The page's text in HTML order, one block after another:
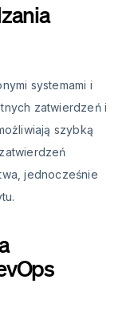
systemami i
zatwierdzeń i
szybką
jednocześnie